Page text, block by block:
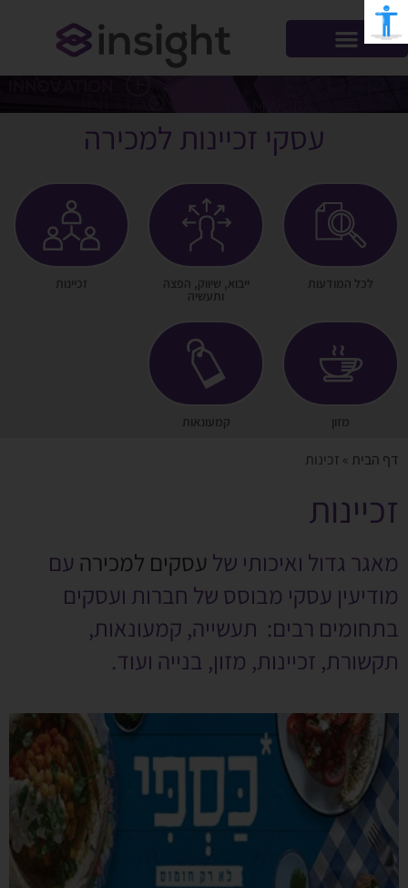
עסקי זכיינות למכירה
לכל המודעות ייבוא, שיווק, הפצה
ותעשיה
זכיינות
מזון קמעונאות
דף הבית » זכינות
זכיינות
מאגר גדול ואיכותי של עסקים למכירה עם
מודיעין עסקי מבוסס של חברות ועסקים
בתחומים רבים: תעשייה, קמעונאות,
תקשורת, זכיינות, מזון, בנייה ועוד.